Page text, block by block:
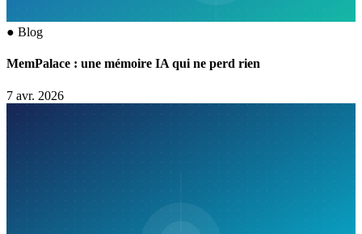
● Blog
MemPalace : une mémoire IA qui ne perd rien
7 avr. 2026